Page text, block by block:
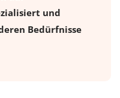
und
Bedürfnisse